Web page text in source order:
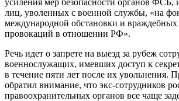
лиц, уволенных с военной службы, «на
международной обстановки и враждебных
провокаций в отношении РФ».
Речь идет о запрете на выезд за рубеж
военнослужащих, имевших доступ к
в течение пяти лет после их увольнения.
обратил внимание, что экс-сотрудников
правоохранительных органов все чаще